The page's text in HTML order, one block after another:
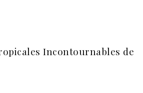
Incontournables de